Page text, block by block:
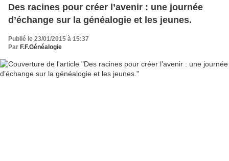
Des racines pour créer l’avenir : une journée
d’échange sur la généalogie et les jeunes.
Publié le 23/01/2015 à 15:37
Par F.F.Généalogie